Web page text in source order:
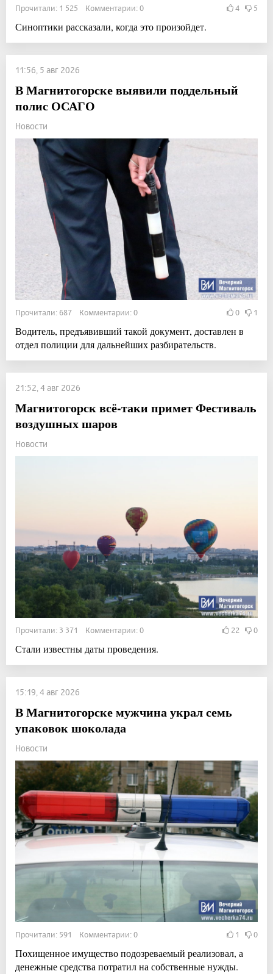
Прочитали: 1 525 Комментарии: 0 4 5
Синоптики рассказали, когда это произойдет.
11:56, 5 авг 2026
В Магнитогорске выявили поддельный
полис ОСАГО
Новости
Прочитали: 687 Комментарии: 0 0 1
Водитель, предъявивший такой документ, доставлен в
отдел полиции для дальнейших разбирательств.
21:52, 4 авг 2026
Магнитогорск всё-таки примет Фестиваль
воздушных шаров
Новости
Прочитали: 3 371 Комментарии: 0 22 0
Стали известны даты проведения.
15:19, 4 авг 2026
В Магнитогорске мужчина украл семь
упаковок шоколада
Новости
Прочитали: 591 Комментарии: 0 1 0
Похищенное имущество подозреваемый реализовал, а
денежные средства потратил на собственные нужды.